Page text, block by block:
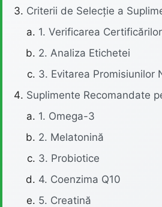
Criterii de Selecție a
1. Verificarea
2. Analiza Etichetei
3. Evitarea Promisiunilor
Suplimente Recomandate
1. Omega-3
2. Melatonină
3. Probiotice
4. Coenzima Q10
5. Creatină